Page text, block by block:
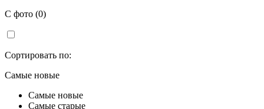
С фото (0)
Сортировать по:
Самые новые
Самые новые
Самые старые